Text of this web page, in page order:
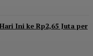
Ini ke Rp2,65 Juta per